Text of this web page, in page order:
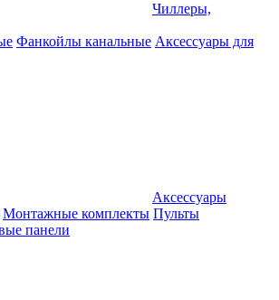
Чиллеры,
Фанкойлы канальные Аксессуары для
Аксессуары
Монтажные комплекты Пульты
панели